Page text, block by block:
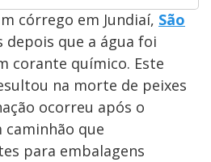
córrego em Jundiaí, São
depois que a água foi
corante químico. Este
na morte de peixes
ocorreu após o
que
para embalagens